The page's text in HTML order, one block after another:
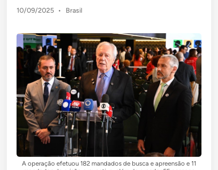
10/09/2025 •
Posted
Brasil
A operação efetuou 182 mandados de busca e apreensão e 11